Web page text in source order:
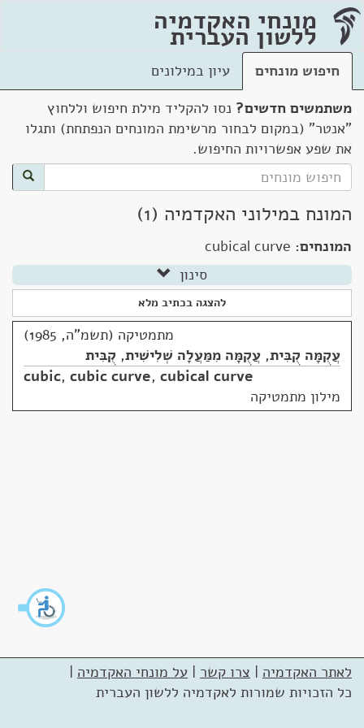
מונחי האקדמיה
ללשון העברית
חיפוש מונחים
עיון במילונים
משתמשים חדשים? נסו להקליד מילת חיפוש וללחוץ
"אנטר" (במקום לבחור מרשימת המונחים הנפתחת) ותגלו
את שפע אפשרויות החיפוש.
המונח במילוני האקדמיה (1)
המונחים: cubical curve
סינון
להצגה בכתיב מלא
מתמטיקה (תשמ"ה, 1985)
עֲקֻמָּה קֻבִּית, עֲקֻמָּה מִמַּעֲלָה שְׁלִישִׁית, קֻבִּית
cubic, cubic curve, cubical curve
מילון מתמטיקה
לאתר האקדמיה | צרו קשר | על מונחי האקדמיה |
כל הזכויות שמורות לאקדמיה ללשון העברית